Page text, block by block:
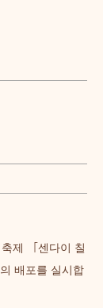
제 「센다이 칠
배포를 실시합